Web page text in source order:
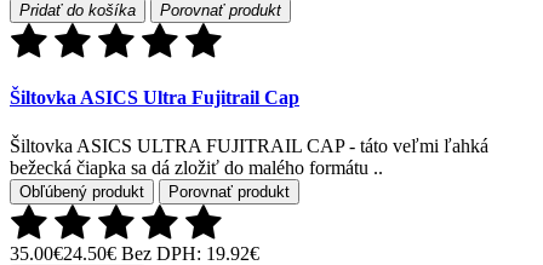
Pridať do košíka Porovnať produkt
Šiltovka ASICS Ultra Fujitrail Cap
Šiltovka ASICS ULTRA FUJITRAIL CAP - táto veľmi ľahká
bežecká čiapka sa dá zložiť do malého formátu ..
Obľúbený produkt Porovnať produkt
35.00€24.50€ Bez DPH: 19.92€